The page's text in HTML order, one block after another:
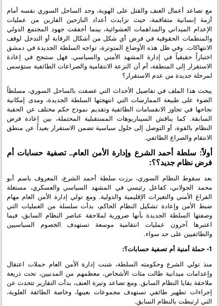
مع تصاعد أعمال العنف والقتل على الهوية، وجد الساحل السوري نفسه أمام
أزمة إنسانية متفاقمة، حيث تزايدت أعداد النازحين الفارين من عمليات
الإعدام الميداني والمداهمات العشوائية، بينما أخفقت جهود المجتمع الدولي
والمنظمات الحقوقية في فرض أي شكل من أشكال الرقابة أو التدخل لوقف
الانتهاكات. وفي ظل هذه الأوضاع المتوترة، تواجه السلطة الجديدة في دمشق
اختباراً حقيقياً في إدارة المشهد الأمني والسياسي. فهل ستنجح في إعادة
الاستقرار إلى المنطقة، أم أن النزعة الانتقامية والصراعات الطائفية ستؤسس
لمرحلة جديدة من عدم الاستقرار؟
يبحث هذا الملف في تفاصيل الأحداث التي عصفت بالساحل السوري، مسلطاً
الضوء على طبيعة الممارسات التي انتهجتها السلطة الجديدة، ومدى إمكانية
نجاحها في تجاوز الانقسامات الطائفية وتقديم نموذج حكم مختلف عن الحقبة
السابقة. كما يناقش السيناريوهات المستقبلية المحتملة، بين إعادة فرض
النظام بالقوة، أو التوصل إلى حلول سياسية تضمن الاستقرار بعيداً عن منطق
الانتقام والصراع الطائفي.
أولاً: سلطة أحمد الشرع وإدارة الأمن العام.. تصفية حسابات أم
فرض نظام جديد؟؟:
بعد سقوط النظام السوري، برزت سلطة أحمد الشرع، المعروف باسم أبو
محمد الجولاني، كفاعل رئيسي في المشهد السياسي والعسكري، مستغلة
الفراغ الأمني والتغيرات الإقليمية والدولية. ومع تولي إدارة الأمن العام مهام
ضبط الأمن وإعادة تشكيل النظام الحاكم، بدأت سلسلة من العمليات التي
وصفتها السلطة الجديدة بأنها ضرورية لملاحقة عناصر النظام السابق، فيما
اعتبرها آخرون عمليات انتقامية موسعة تستهدف الخصوم السياسيين
والطائفيين على حد سواء.
1- حملة أمنية أم تصفية حسابات؟:
منذ تولي الشرع وحكومته السلطة، شنت إدارة الأمن العام حملات اعتقال
وإعدامات ميدانية طالت مئات الأشخاص، معظمهم من المدنيين، تحت ذريعة
ملاحقة بقايا النظام السابق. ومع تصاعد وتيرة العنف، بدأت التقارير تتحدث عن
إجراءات تطهير طائفي تستهدف مجموعات بعينها، وخاصة الطائفة العلوية،
التي ارتبطت بالنظام السابق.